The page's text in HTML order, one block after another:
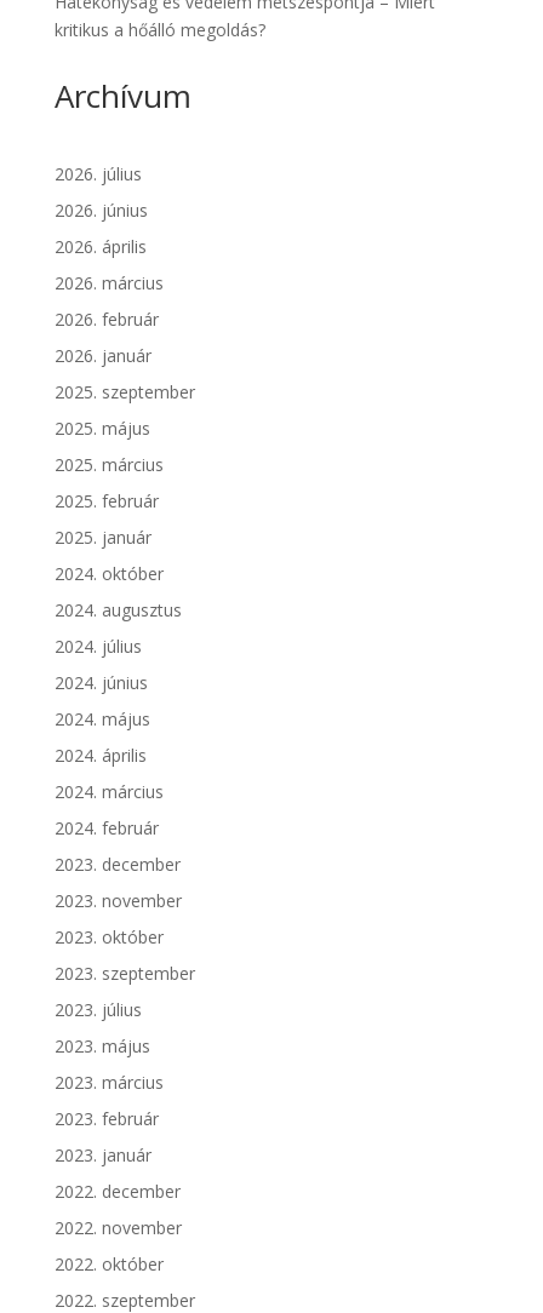
kritikus a hőálló megoldás?
Archívum
2026. július
2026. június
2026. április
2026. március
2026. február
2026. január
2025. szeptember
2025. május
2025. március
2025. február
2025. január
2024. október
2024. augusztus
2024. július
2024. június
2024. május
2024. április
2024. március
2024. február
2023. december
2023. november
2023. október
2023. szeptember
2023. július
2023. május
2023. március
2023. február
2023. január
2022. december
2022. november
2022. október
2022. szeptember